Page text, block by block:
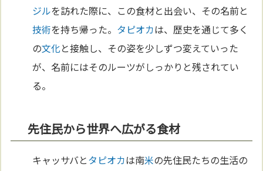
ジルを訪れた際に、この食材と出会い、その名前と
技術を持ち帰った。 タピオカは、歴史を通じて多く
の文化と接触し、その姿を少しずつ変えていった
が、名前にはそのルーツがしっかりと残されてい
る。
先住民から世界へ広がる食材
キャッサバとタピオカは南米の先住民たちの生活の